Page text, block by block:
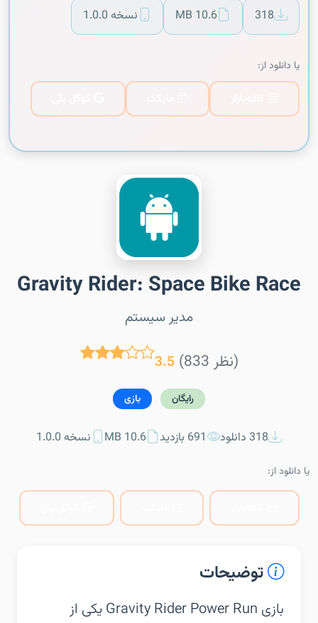
318
10.6 MB نسخه 1.0.0
یا دانلود از:
Gravity Rider: Space Bike Race
مدیر سیستم
3.5 (833 نظر)
رایگان بازی
318 دانلود 691 بازدید 10.6 MB نسخه 1.0.0
یا دانلود از:
توضیحات
‏‏بازی Gravity Rider Power Run یکی از